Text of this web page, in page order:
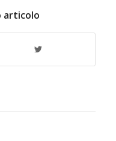
articolo